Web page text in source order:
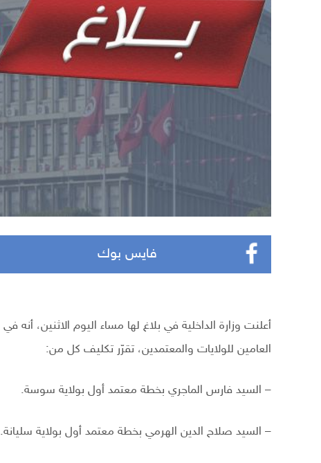
فايس بوك
أعلنت وزارة الداخلية في بلاغ لها مساء اليوم الاثنين،
العامين للولايات والمعتمدين، تقرّر تكليف كل من:
– السيد فارس الماجري بخطة معتمد أول بولاية سوسة.
– السيد صلاح الدين الهرمي بخطة معتمد أول بولاية سليانة.